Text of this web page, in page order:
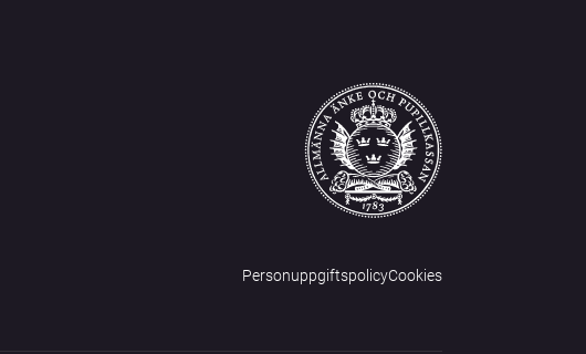
PersonuppgiftspolicyCookies